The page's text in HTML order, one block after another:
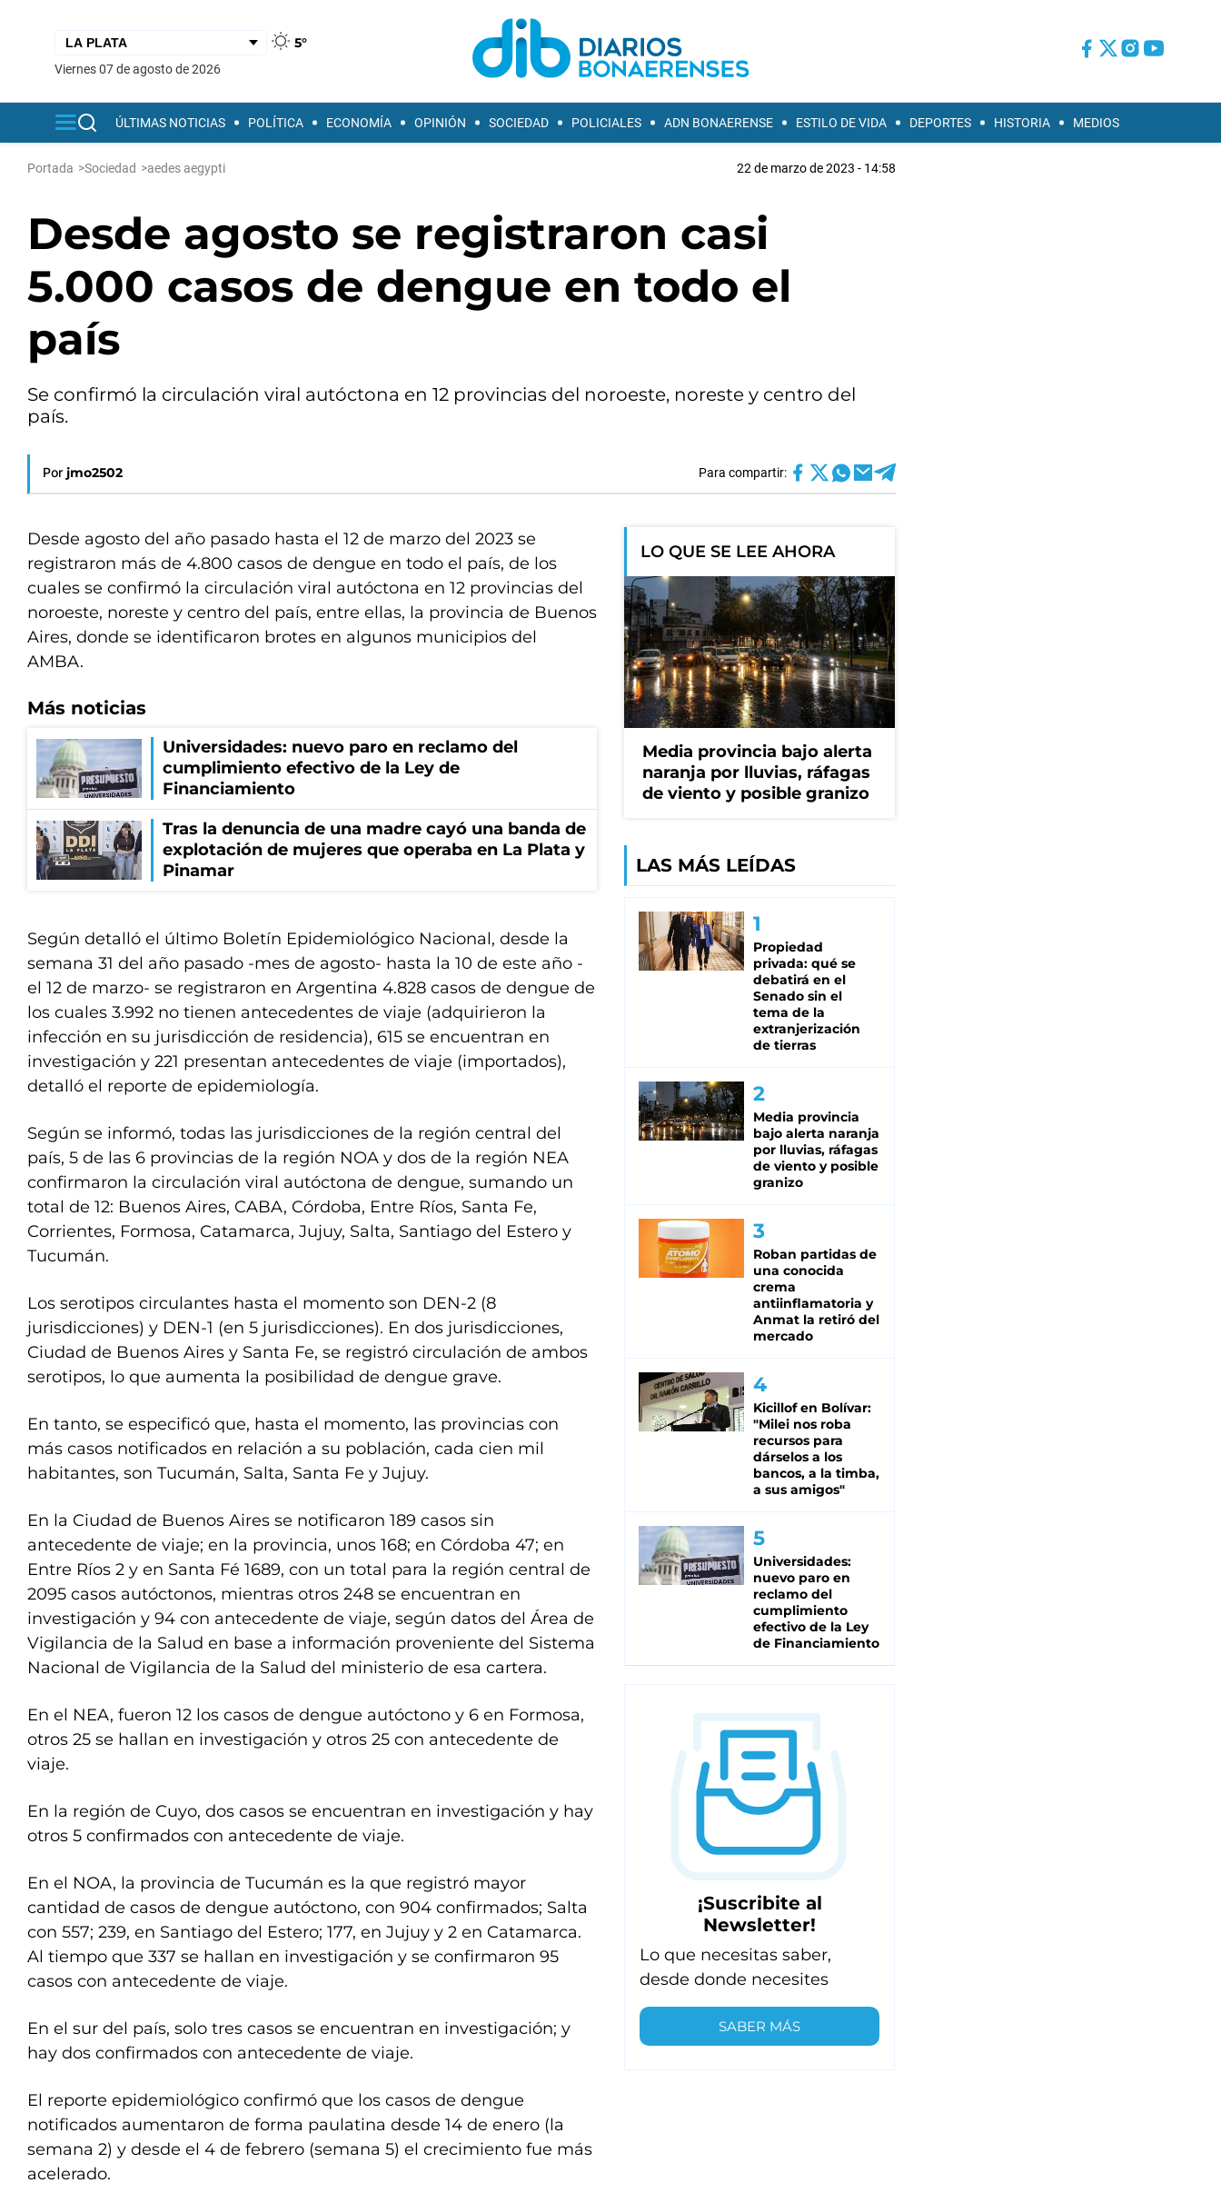
5°
viernes 07 de agosto de 2026
ÚLTIMAS NOTICIAS POLÍTICA ECONOMÍA OPINIÓN SOCIEDAD POLICIALES ADN BONAERENSE ESTILO DE VIDA DEPORTES HISTORIA MEDIOS
Portada >Sociedad >aedes aegypti 22 de marzo de 2023 - 14:58
Desde agosto se registraron casi
5.000 casos de dengue en todo el
país
Se confirmó la circulación viral autóctona en 12 provincias del noroeste, noreste y centro del
país.
Por jmo2502 Para compartir:
Desde agosto del año pasado hasta el 12 de marzo del 2023 se
registraron más de 4.800 casos de dengue en todo el país, de los
cuales se confirmó la circulación viral autóctona en 12 provincias del
noroeste, noreste y centro del país, entre ellas, la provincia de Buenos
Aires, donde se identificaron brotes en algunos municipios del
AMBA.
Más noticias
Universidades: nuevo paro en reclamo del
cumplimiento efectivo de la Ley de
Financiamiento
Tras la denuncia de una madre cayó una banda de
explotación de mujeres que operaba en La Plata y
Pinamar
Según detalló el último Boletín Epidemiológico Nacional, desde la
semana 31 del año pasado -mes de agosto- hasta la 10 de este año -
el 12 de marzo- se registraron en Argentina 4.828 casos de dengue de
los cuales 3.992 no tienen antecedentes de viaje (adquirieron la
infección en su jurisdicción de residencia), 615 se encuentran en
investigación y 221 presentan antecedentes de viaje (importados),
detalló el reporte de epidemiología.
Según se informó, todas las jurisdicciones de la región central del
país, 5 de las 6 provincias de la región NOA y dos de la región NEA
confirmaron la circulación viral autóctona de dengue, sumando un
total de 12: Buenos Aires, CABA, Córdoba, Entre Ríos, Santa Fe,
Corrientes, Formosa, Catamarca, Jujuy, Salta, Santiago del Estero y
Tucumán.
Los serotipos circulantes hasta el momento son DEN-2 (8
jurisdicciones) y DEN-1 (en 5 jurisdicciones). En dos jurisdicciones,
Ciudad de Buenos Aires y Santa Fe, se registró circulación de ambos
serotipos, lo que aumenta la posibilidad de dengue grave.
En tanto, se especificó que, hasta el momento, las provincias con
más casos notificados en relación a su población, cada cien mil
habitantes, son Tucumán, Salta, Santa Fe y Jujuy.
En la Ciudad de Buenos Aires se notificaron 189 casos sin
antecedente de viaje; en la provincia, unos 168; en Córdoba 47; en
Entre Ríos 2 y en Santa Fé 1689, con un total para la región central de
2095 casos autóctonos, mientras otros 248 se encuentran en
investigación y 94 con antecedente de viaje, según datos del Área de
Vigilancia de la Salud en base a información proveniente del Sistema
Nacional de Vigilancia de la Salud del ministerio de esa cartera.
En el NEA, fueron 12 los casos de dengue autóctono y 6 en Formosa,
otros 25 se hallan en investigación y otros 25 con antecedente de
viaje.
En la región de Cuyo, dos casos se encuentran en investigación y hay
otros 5 confirmados con antecedente de viaje.
En el NOA, la provincia de Tucumán es la que registró mayor
cantidad de casos de dengue autóctono, con 904 confirmados; Salta
con 557; 239, en Santiago del Estero; 177, en Jujuy y 2 en Catamarca.
Al tiempo que 337 se hallan en investigación y se confirmaron 95
casos con antecedente de viaje.
En el sur del país, solo tres casos se encuentran en investigación; y
hay dos confirmados con antecedente de viaje.
El reporte epidemiológico confirmó que los casos de dengue
notificados aumentaron de forma paulatina desde 14 de enero (la
semana 2) y desde el 4 de febrero (semana 5) el crecimiento fue más
acelerado.
LO QUE SE LEE AHORA
Media provincia bajo alerta
naranja por lluvias, ráfagas
de viento y posible granizo
LAS MÁS LEÍDAS
Propiedad
privada: qué se
debatirá en el
Senado sin el
tema de la
extranjerización
de tierras
Media provincia
bajo alerta naranja
por lluvias, ráfagas
de viento y posible
granizo
Roban partidas de
una conocida
crema
antiinflamatoria y
Anmat la retiró del
mercado
Kicillof en Bolívar:
"Milei nos roba
recursos para
dárselos a los
bancos, a la timba,
a sus amigos"
Universidades:
nuevo paro en
reclamo del
cumplimiento
efectivo de la Ley
de Financiamiento
¡Suscribite al
Newsletter!
Lo que necesitas saber,
desde donde necesites
SABER MÁS